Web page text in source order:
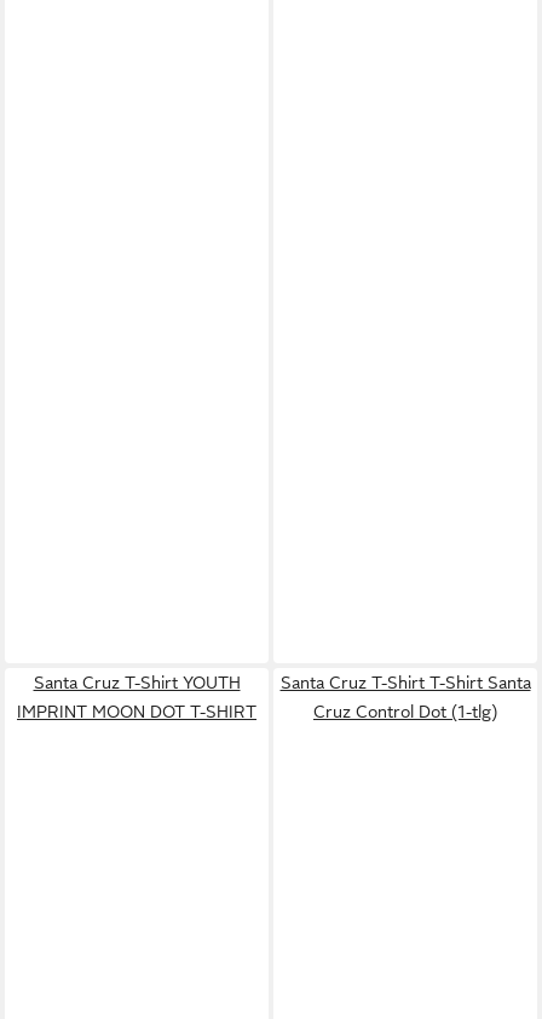
Santa Cruz T-Shirt YOUTH
IMPRINT MOON DOT T-SHIRT
Santa Cruz T-Shirt T-Shirt Santa
Cruz Control Dot (1-tlg)